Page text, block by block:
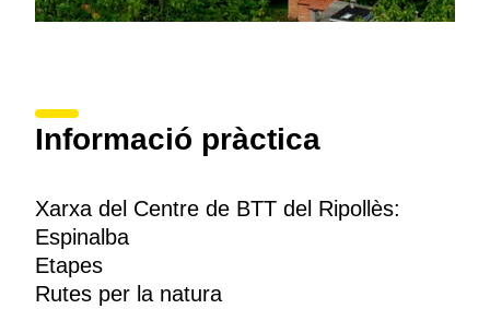
Informació pràctica
Xarxa del Centre de BTT del Ripollès:
Espinalba
Etapes
Rutes per la natura